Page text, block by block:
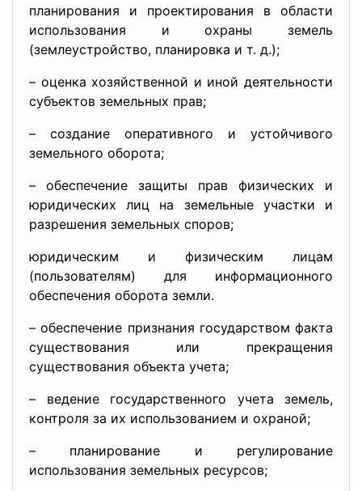
планирования и проектирования в области
использования и охраны земель
(землеустройство, планировка и т. д.);
– оценка хозяйственной и иной деятельности
субъектов земельных прав;
– создание оперативного и устойчивого
земельного оборота;
– обеспечение защиты прав физических и
юридических лиц на земельные участки и
разрешения земельных споров;
юридическим и физическим лицам
(пользователям) для информационного
обеспечения оборота земли.
– обеспечение признания государством факта
существования или прекращения
существования объекта учета;
– ведение государственного учета земель,
контроля за их использованием и охраной;
– планирование и регулирование
использования земельных ресурсов;